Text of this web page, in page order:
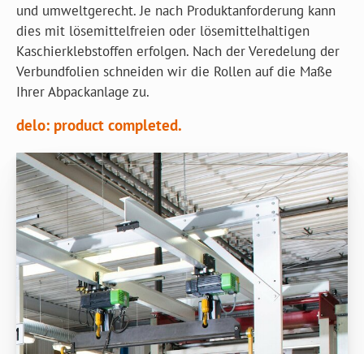
und umweltgerecht. Je nach Produktanforderung kann
dies mit lösemittelfreien oder lösemittelhaltigen
Kaschierklebstoffen erfolgen. Nach der Veredelung der
Verbundfolien schneiden wir die Rollen auf die Maße
Ihrer Abpackanlage zu.
delo: product completed.